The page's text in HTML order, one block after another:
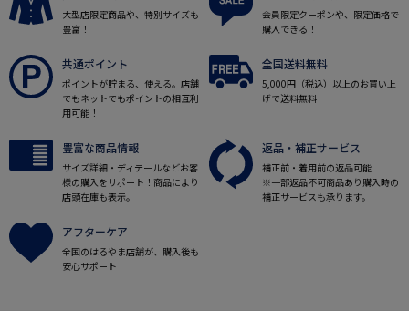
大型店限定商品や、特別サイズも
豊富！
会員限定クーポンや、限定価格で
購入できる！
共通ポイント
ポイントが貯まる、使える。店舗
でもネットでもポイントの相互利
用可能！
全国送料無料
5,000円（税込）以上のお買い上
げで送料無料
豊富な商品情報
サイズ詳細・ディテールなどお客
様の購入をサポート！商品により
店頭在庫も表示。
返品・補正サービス
補正前・着用前の返品可能
※一部返品不可商品あり購入時の
補正サービスも承ります。
アフターケア
全国のはるやま店舗が、購入後も
安心サポート